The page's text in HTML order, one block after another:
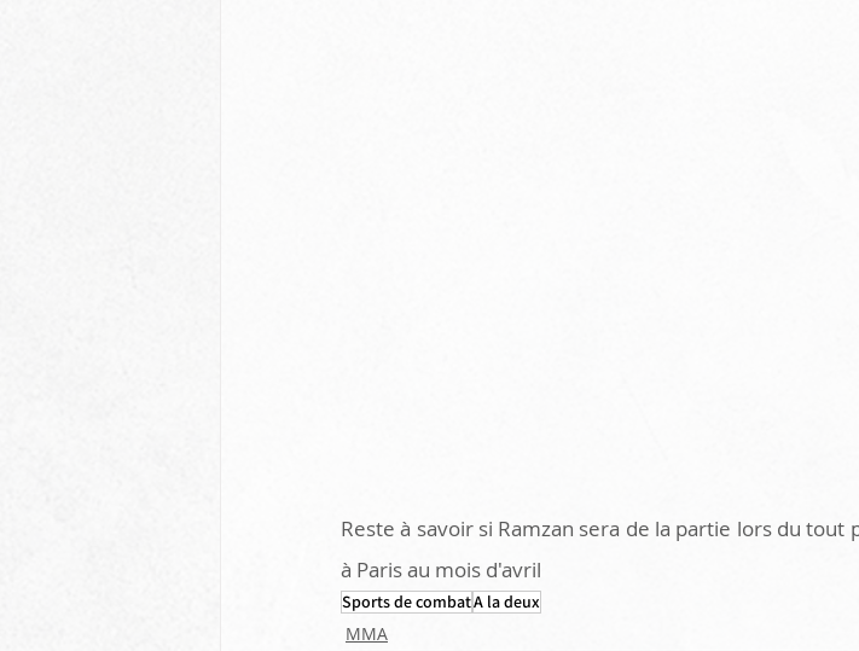
Reste à savoir si Ramzan sera de la partie lors du
à Paris au mois d'avril
Sports de combatA la deux
MMA